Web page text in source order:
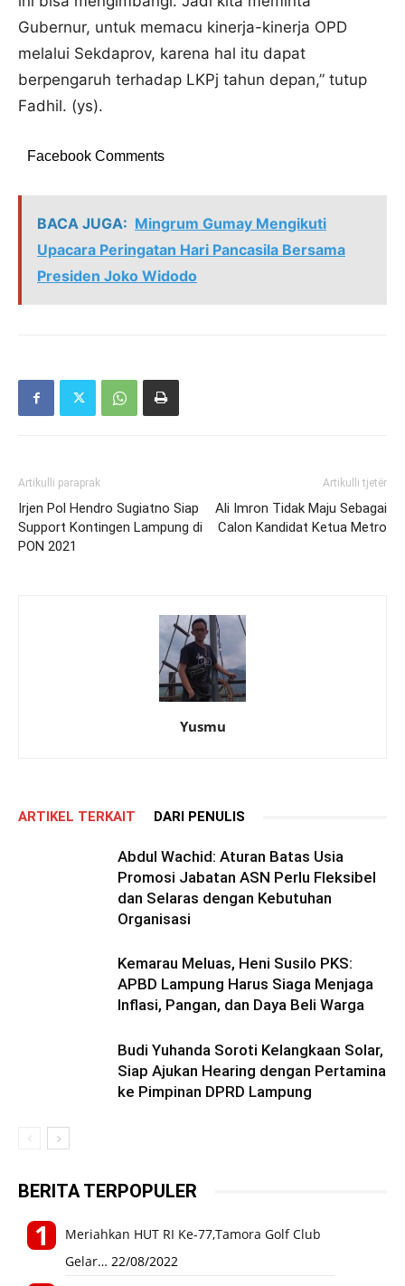
Gubernur, untuk memacu kinerja-kinerja OPD
melalui Sekdaprov, karena hal itu dapat
berpengaruh terhadap LKPj tahun depan,” tutup
Fadhil. (ys).
Facebook Comments
BACA JUGA: Mingrum Gumay Mengikuti
Upacara Peringatan Hari Pancasila Bersama
Presiden Joko Widodo
Artikulli paraprak
Irjen Pol Hendro Sugiatno Siap
Support Kontingen Lampung di
PON 2021
Artikulli tjetër
Ali Imron Tidak Maju Sebagai
Calon Kandidat Ketua Metro
Yusmu
ARTIKEL TERKAIT DARI PENULIS
Abdul Wachid: Aturan Batas Usia
Promosi Jabatan ASN Perlu Fleksibel
dan Selaras dengan Kebutuhan
Organisasi
Kemarau Meluas, Heni Susilo PKS:
APBD Lampung Harus Siaga Menjaga
Inflasi, Pangan, dan Daya Beli Warga
Budi Yuhanda Soroti Kelangkaan Solar,
Siap Ajukan Hearing dengan Pertamina
ke Pimpinan DPRD Lampung
BERITA TERPOPULER
Meriahkan HUT RI Ke-77,Tamora Golf Club
Gelar… 22/08/2022